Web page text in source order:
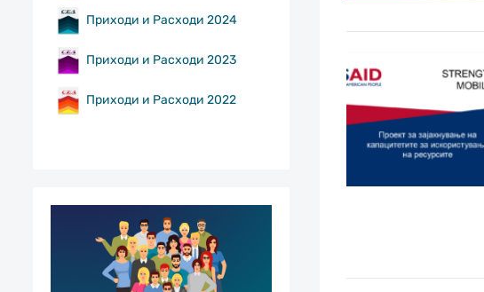
Приходи и Расходи 2024
Приходи и Расходи 2023
Приходи и Расходи 2022